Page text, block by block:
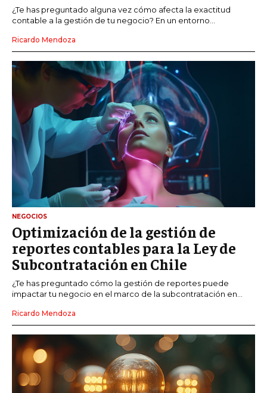
¿Te has preguntado alguna vez cómo afecta la exactitud
contable a la gestión de tu negocio? En un entorno...
Ricardo Mendoza
NEGOCIOS
Optimización de la gestión de
reportes contables para la Ley de
Subcontratación en Chile
¿Te has preguntado cómo la gestión de reportes puede
impactar tu negocio en el marco de la subcontratación en...
Ricardo Mendoza